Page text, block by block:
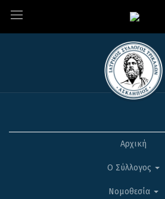
Αρχική
Ο Σύλλογος
Νομοθεσία